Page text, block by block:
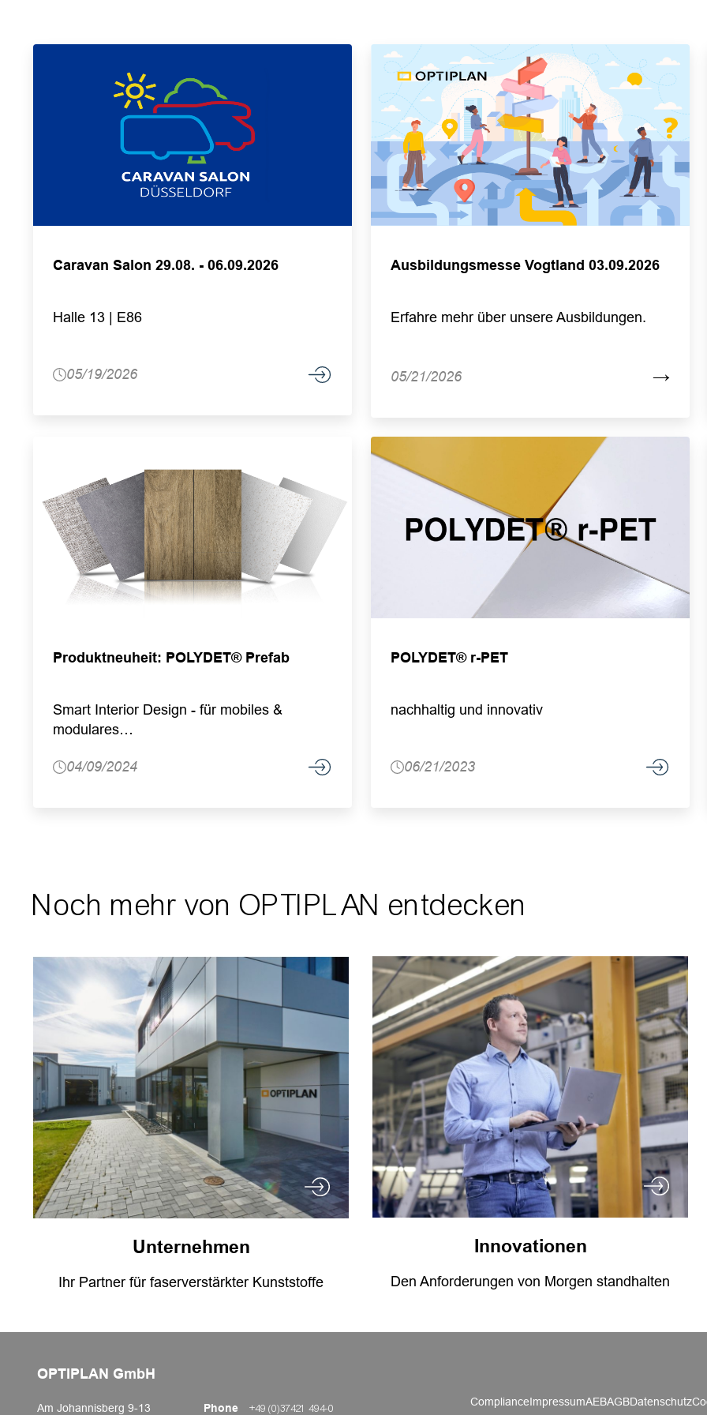
Caravan Salon 29.08. - 06.09.2026
Halle 13 | E86
05/19/2026
Ausbildungsmesse Vogtland 03.09.2026
Erfahre mehr über unsere Ausbildungen.
05/21/2026 →
Produktneuheit: POLYDET® Prefab
Smart Interior Design - für mobiles &
modulares…
04/09/2024
POLYDET® r-PET
nachhaltig und innovativ
06/21/2023
Noch mehr von OPTIPLAN entdecken
Unternehmen
Ihr Partner für faserverstärkter Kunststoffe
Innovationen
Den Anforderungen von Morgen standhalten
OPTIPLAN GmbH
Am Johannisberg 9-13 Phone +49 (0)37421 494-0
ComplianceImpressumAEBAGBDatenschutz